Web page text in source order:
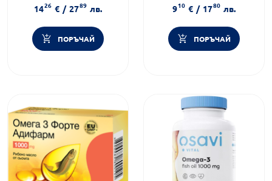
1426 € / 2789 лв.
ПОРЪЧАЙ
910 € / 1780 лв.
ПОРЪЧАЙ